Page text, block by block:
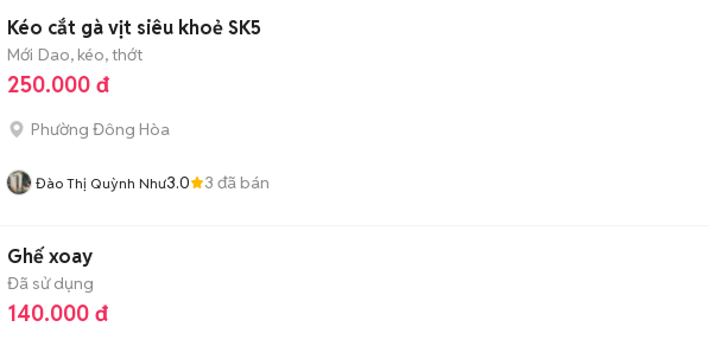
Kéo cắt gà vịt siêu khoẻ SK5
Mới Dao, kéo, thớt
250.000 đ
Phường Đông Hòa
Đào Thị Quỳnh Như3.0 3 đã bán
Ghế xoay
Đã sử dụng
140.000 đ